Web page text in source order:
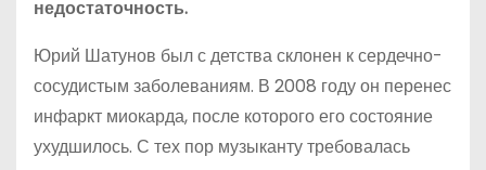
недостаточность.
Юрий Шатунов был с детства склонен к сердечно-
сосудистым заболеваниям. В 2008 году он перенес
инфаркт миокарда, после которого его состояние
ухудшилось. С тех пор музыканту требовалась